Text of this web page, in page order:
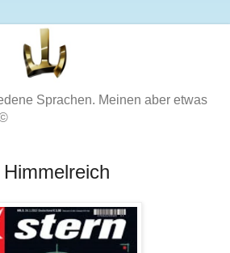
Sprachen. Meinen aber etwas